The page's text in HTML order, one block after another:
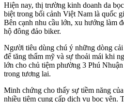
Hiện nay, thị trường kinh doanh da
biệt trong bối cảnh Việt Nam là quốc
Bên cạnh nhu cầu lớn, xu hướng làm
hộ đông đảo biker.
Người tiêu dùng chú ý những dòng
để tăng thẩm mỹ và sự thoải mái khi
lớn cho chủ tiệm phường 3 Phú
trong tương lai.
Minh chứng cho thấy sự tiềm năng
nhiều tiệm cung cấp dịch vụ bọc yên.